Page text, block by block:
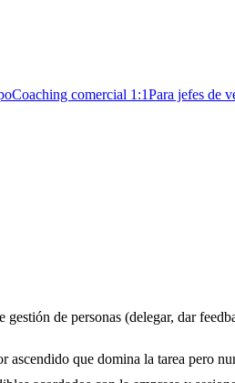
Coaching comercial 1:1Para jefes de
de personas (delegar, dar
que domina la tarea pero